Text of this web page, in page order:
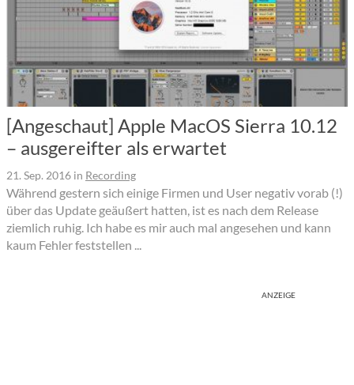
[Angeschaut] Apple MacOS Sierra 10.12
– ausgereifter als erwartet
21. Sep. 2016 in Recording
Während gestern sich einige Firmen und User negativ vorab (!)
über das Update geäußert hatten, ist es nach dem Release
ziemlich ruhig. Ich habe es mir auch mal angesehen und kann
kaum Fehler feststellen ...
ANZEIGE